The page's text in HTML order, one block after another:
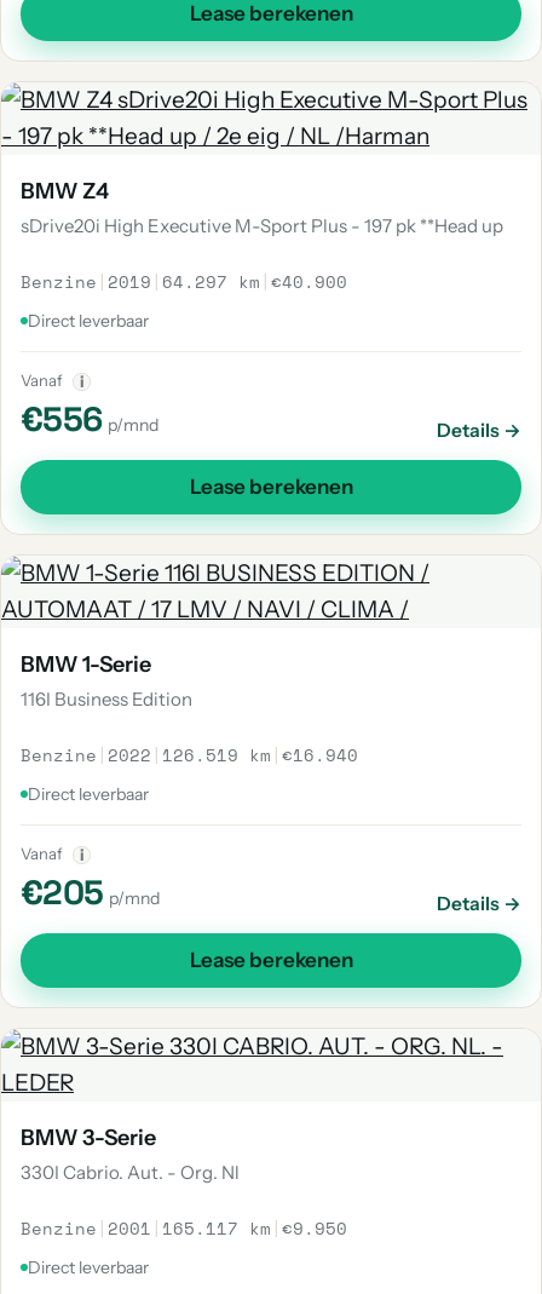
Lease berekenen
BMW Z4
sDrive20i High Executive M-Sport Plus - 197 pk **Head up
Benzine | 2019 | 64.297 km |€40.900
Direct leverbaar
Vanaf i
€556 p/mnd Details →
Lease berekenen
BMW 1-Serie
116I Business Edition
Benzine | 2022 | 126.519 km |€16.940
Direct leverbaar
Vanaf i
€205 p/mnd Details →
Lease berekenen
BMW 3-Serie
330I Cabrio. Aut. - Org. Nl
Benzine | 2001 | 165.117 km |€9.950
Direct leverbaar